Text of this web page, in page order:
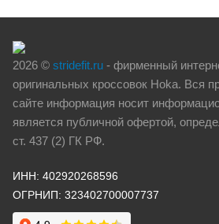
2026 © stridefit.ru - фирменный
оригинальных кроссовок Hoka. Вся
сайте информация носит
является публичной офертой,
ст. 437 (2) ГК РФ.
ИНН: 402920268596
ОГРНИП: 323402700007737